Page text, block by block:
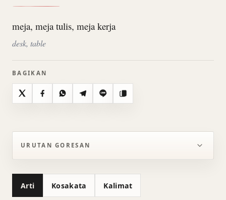
meja, meja tulis, meja kerja
desk, table
BAGIKAN
X FacebookWhatsAppTelegramLine Salin
URUTAN GORESAN
Arti Kosakata Kalimat